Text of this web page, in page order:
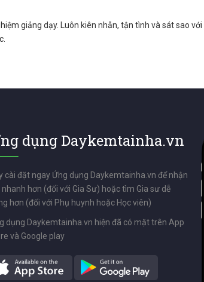
giảng dạy. Luôn kiên nhẫn, tận tình và sát sao
dụng Daykemtainha.vn
cài đặt ngay Ứng dụng Daykemtainha.vn để nhận
nhanh hơn (đối với Gia Sư) hoặc tìm Gia sư dễ
hơn (đối với Phụ huynh hoặc Học viên)
dụng Daykemtainha.vn hiện đã có mặt trên App
và Google play